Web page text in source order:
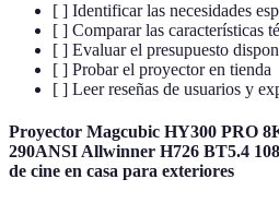
[ ] Identificar las necesidades
[ ] Comparar las características
[ ] Evaluar el presupuesto
[ ] Probar el proyector en tienda
[ ] Leer reseñas de usuarios y
Proyector Magcubic HY300 PRO
290ANSI Allwinner H726 BT5.4
de cine en casa para exteriores